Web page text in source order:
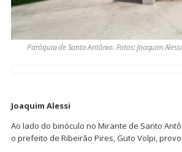
Paróquia de Santo Antônio. Fotos: Joaquim Alessi
Joaquim Alessi
Ao lado do binóculo no Mirante de Santo
o prefeito de Ribeirão Pires, Guto Volpi,